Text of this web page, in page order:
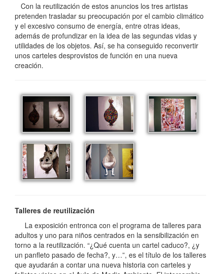
Con la reutilización de estos anuncios los tres artistas
pretenden trasladar su preocupación por el cambio climático
y el excesivo consumo de energía, entre otras ideas,
además de profundizar en la idea de las segundas vidas y
utilidades de los objetos. Así, se ha conseguido reconvertir
unos carteles desprovistos de función en una nueva
creación.
Talleres de reutilización
La exposición entronca con el programa de talleres para
adultos y uno para niños centrados en la sensibilización en
torno a la reutilización. “¿Qué cuenta un cartel caduco?, ¿y
un panfleto pasado de fecha?, y…”, es el título de los talleres
que ayudarán a contar una nueva historia con carteles y